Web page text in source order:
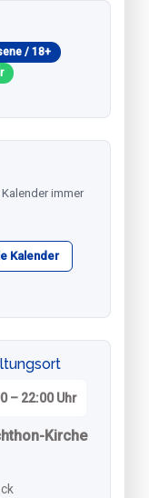
/ 18+
immer
Kalender
– 22:00 Uhr
Kirche